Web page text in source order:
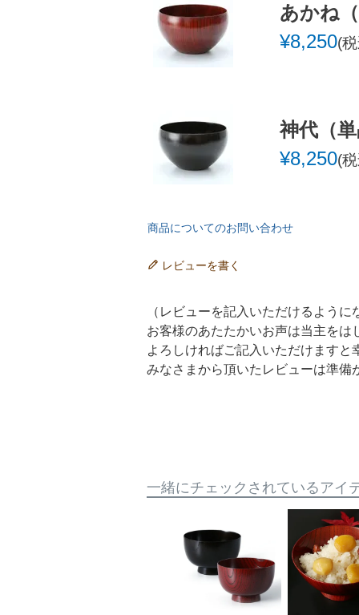
あかね
¥8,250
神代（
¥8,250
商品についてのお問い合わせ
レビューを書く
（レビューを記入いただけるように
お客様のあたたかいお声は当主を
よろしければご記入いただけますと
みなさまから頂いたレビューは準備
一緒にチェックされているアイ